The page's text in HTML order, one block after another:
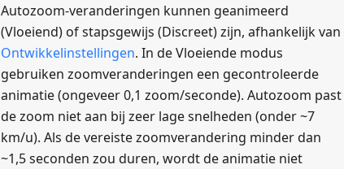
Autozoom-veranderingen kunnen geanimeerd
(Vloeiend) of stapsgewijs (Discreet) zijn, afhankelijk van
Ontwikkelinstellingen. In de Vloeiende modus
gebruiken zoomveranderingen een gecontroleerde
animatie (ongeveer 0,1 zoom/seconde). Autozoom past
de zoom niet aan bij zeer lage snelheden (onder ~7
km/u). Als de vereiste zoomverandering minder dan
~1,5 seconden zou duren, wordt de animatie niet